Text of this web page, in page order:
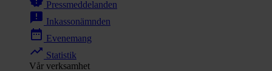
Pressmeddelanden
announcement Inkassonämnden
date_range Evenemang
trending_up Statistik
Vår verksamhet